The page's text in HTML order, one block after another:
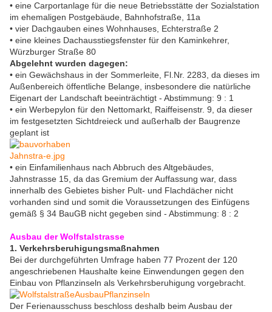
• eine Carportanlage für die neue Betriebsstätte der Sozialstation
im ehemaligen Postgebäude, Bahnhofstraße, 11a
• vier Dachgauben eines Wohnhauses, Echterstraße 2
• eine kleines Dachausstiegsfenster für den Kaminkehrer,
Würzburger Straße 80
Abgelehnt wurden dagegen:
• ein Gewächshaus in der Sommerleite, Fl.Nr. 2283, da dieses im
Außenbereich öffentliche Belange, insbesondere die natürliche
Eigenart der Landschaft beeinträchtigt - Abstimmung: 9 : 1
• ein Werbepylon für den Nettomarkt, Raiffeisenstr. 9, da dieser
im festgesetzten Sichtdreieck und außerhalb der Baugrenze
geplant ist
• ein Einfamilienhaus nach Abbruch des Altgebäudes,
Jahnstrasse 15, da das Gremium der Auffassung war, dass
innerhalb des Gebietes bisher Pult- und Flachdächer nicht
vorhanden sind und somit die Voraussetzungen des Einfügens
gemäß § 34 BauGB nicht gegeben sind - Abstimmung: 8 : 2
Ausbau der Wolfstalstrasse
1. Verkehrsberuhigungsmaßnahmen
Bei der durchgeführten Umfrage haben 77 Prozent der 120
angeschriebenen Haushalte keine Einwendungen gegen den
Einbau von Pflanzinseln als Verkehrsberuhigung vorgebracht.
Der Ferienausschuss beschloss deshalb beim Ausbau der